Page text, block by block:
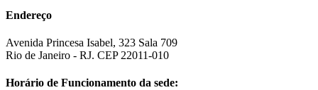
Endereço
Avenida Princesa Isabel, 323 Sala 709
Rio de Janeiro - RJ. CEP 22011-010
Horário de Funcionamento da sede: